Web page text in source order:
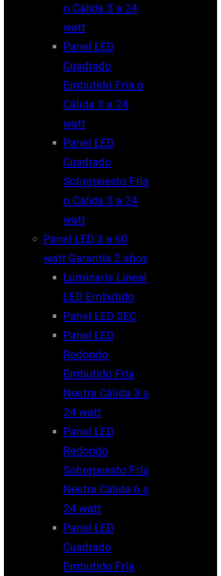
o Cálida 3 a 24
watt
Panel LED
Cuadrado
Embutido Fría o
Cálida 3 a 24
watt
Panel LED
Cuadrado
Sobrepuesto Fría
o Cálida 3 a 24
watt
Panel LED 3 a 60
watt Garantía 2 años
Luminaria Lineal
LED Embutido
Panel LED SEC
Panel LED
Redondo
Embutido Fría
Neutra Cálida 3 a
24 watt
Panel LED
Redondo
Sobrepuesto Fría
Neutra Cálida 6 a
24 watt
Panel LED
Cuadrado
Embutido Fría